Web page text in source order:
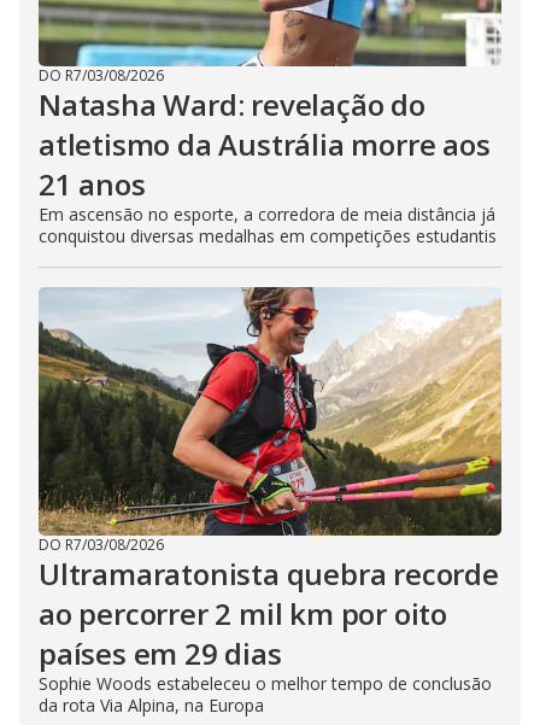
DO R7/03/08/2026
Natasha Ward: revelação do
atletismo da Austrália morre aos
21 anos
Em ascensão no esporte, a corredora de meia distância já
conquistou diversas medalhas em competições estudantis
DO R7/03/08/2026
Ultramaratonista quebra recorde
ao percorrer 2 mil km por oito
países em 29 dias
Sophie Woods estabeleceu o melhor tempo de conclusão
da rota Via Alpina, na Europa